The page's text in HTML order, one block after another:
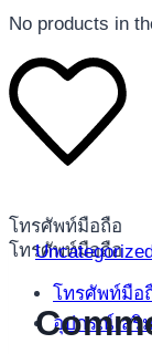
โทรศัพท์มือถือ
โทรศัพท์มือถือ
โทรศัพท์มือ
อุปกรณ์เสริ
No products in
Uncategorized